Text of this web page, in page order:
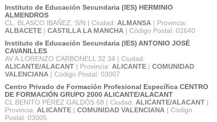
Instituto de Educación Secundaria (IES) HERMINIO
ALMENDROS
CL. BLASCO IBAÑEZ, S/N | Ciudad: ALMANSA | Provincia:
ALBACETE | CASTILLA LA MANCHA | Código Postal: 02640
Instituto de Educación Secundaria (IES) ANTONIO JOSÉ
CAVANILLES
AV A.LORENZO CARBONELL 32 34 | Ciudad:
ALICANTE/ALACANT | Provincia: ALICANTE | COMUNIDAD
VALENCIANA | Código Postal: 03007
Centro Privado de Formación Profesional Específica CENTRO
DE FORMACIÓN GRUPO 2000 ALICANTE/ALACANT
CL BENITO PÉREZ GALDÓS 68 | Ciudad: ALICANTE/ALACANT |
Provincia: ALICANTE | COMUNIDAD VALENCIANA | Código
Postal: 03005